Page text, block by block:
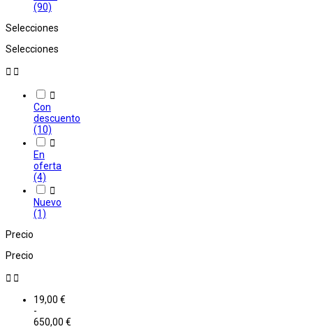
(90)
Selecciones
Selecciones
 

Con
descuento
(10)

En
oferta
(4)

Nuevo
(1)
Precio
Precio
 
19,00 €
-
650,00 €